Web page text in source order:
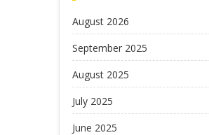
August 2026
September 2025
August 2025
July 2025
June 2025